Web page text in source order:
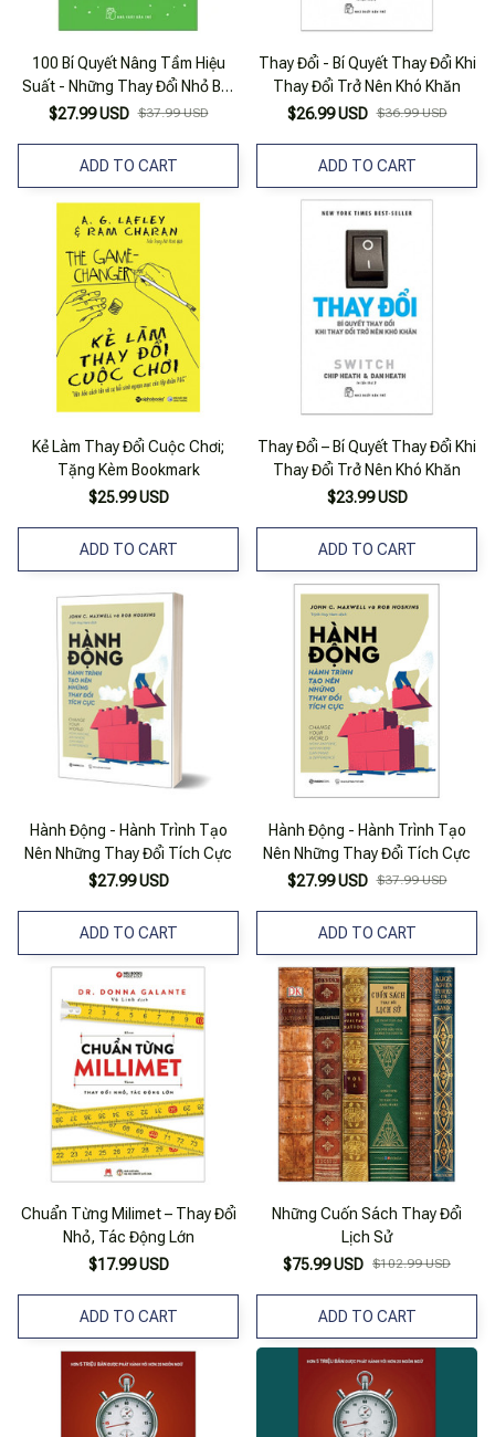
100 Bí Quyết Nâng Tầm Hiệu
Suất - Những Thay Đổi Nhỏ Bứt
Phá Thành Công
$27.99 USD $37.99 USD
ADD TO CART
Thay Đổi - Bí Quyết Thay Đổi Khi
Thay Đổi Trở Nên Khó Khăn
$26.99 USD $36.99 USD
ADD TO CART
Kẻ Làm Thay Đổi Cuộc Chơi;
Tặng Kèm Bookmark
$25.99 USD
ADD TO CART
Thay Đổi – Bí Quyết Thay Đổi Khi
Thay Đổi Trở Nên Khó Khăn
$23.99 USD
ADD TO CART
Hành Động - Hành Trình Tạo
Nên Những Thay Đổi Tích Cực
$27.99 USD
ADD TO CART
Hành Động - Hành Trình Tạo
Nên Những Thay Đổi Tích Cực
$27.99 USD $37.99 USD
ADD TO CART
Chuẩn Từng Milimet – Thay Đổi
Nhỏ, Tác Động Lớn
$17.99 USD
ADD TO CART
Những Cuốn Sách Thay Đổi
Lịch Sử
$75.99 USD $102.99 USD
ADD TO CART